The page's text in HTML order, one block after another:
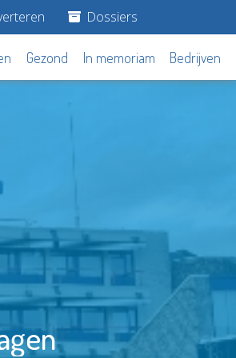
Dossiers
Gezond In memoriam Bedrijven